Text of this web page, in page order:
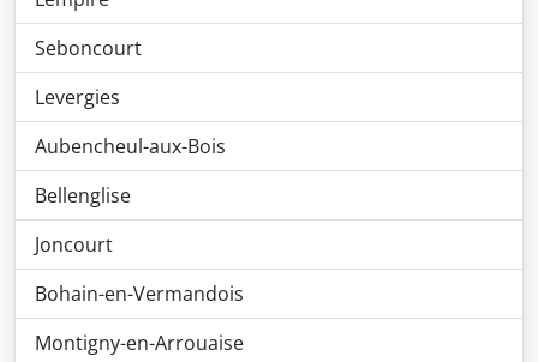
Seboncourt
Levergies
Aubencheul-aux-Bois
Bellenglise
Joncourt
Bohain-en-Vermandois
Montigny-en-Arrouaise